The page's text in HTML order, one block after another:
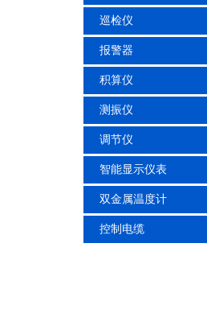
巡检仪
报警器
积算仪
测振仪
调节仪
智能显示仪表
双金属温度计
控制电缆